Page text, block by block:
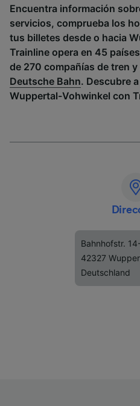
Encuentra información
servicios, comprueba los
tus billetes desde o hacia
Trainline opera en 45
de 270 compañías de tren
Deutsche Bahn. Descubre
Wuppertal-Vohwinkel con
Bahnhofstr.
42327
Deutschland